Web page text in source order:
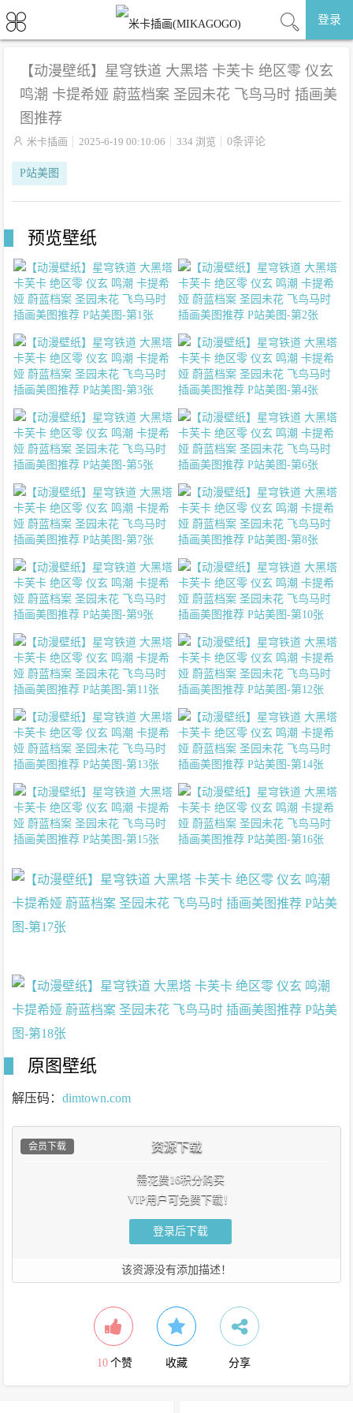
登录
【动漫壁纸】星穹铁道 大黑塔 卡芙卡 绝区零 仪玄
鸣潮 卡提希娅 蔚蓝档案 圣园未花 飞鸟马时 插画美
图推荐
 米卡插画 2025-6-19 00:10:06 334 浏览 0条评论
P站美图
预览壁纸
原图壁纸
解压码： dimtown.com
资源下载
会员下载
需花费16积分购买
VIP用户可免费下载！
登录后下载
该资源没有添加描述！
10 个赞 收藏 分享